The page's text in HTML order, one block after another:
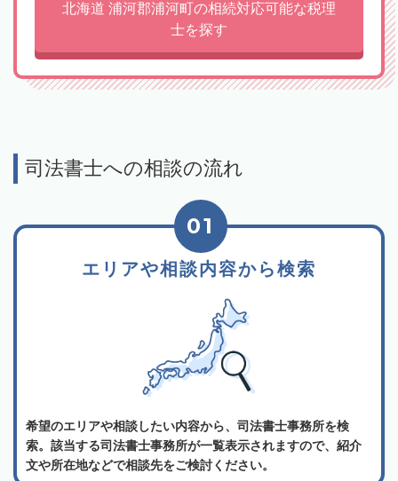
北海道 浦河郡浦河町の相続対応可能な税理
士を探す
司法書士への相談の流れ
エリアや相談内容から検索
01
希望のエリアや相談したい内容から、司法書士事務所を検
索。該当する司法書士事務所が一覧表示されますので、紹介
文や所在地などで相談先をご検討ください。